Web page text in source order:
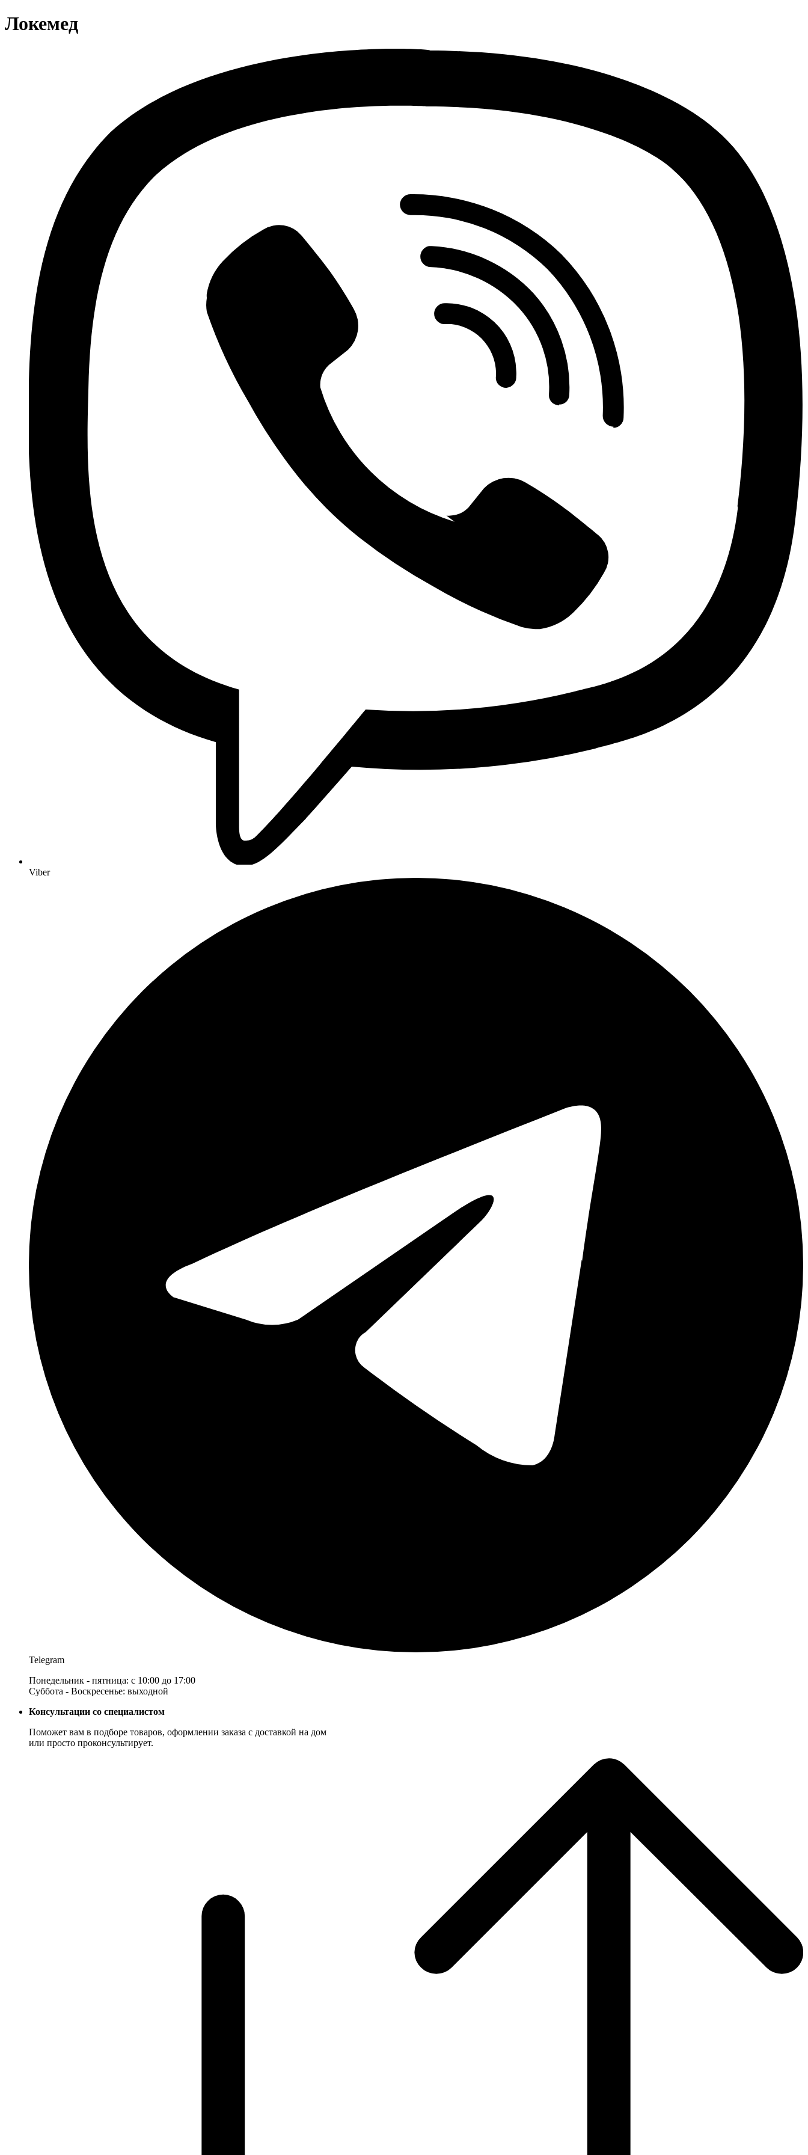
Локемед
Viber
Telegram
Понедельник - пятница: с 10:00 до 17:00
Суббота - Воскресенье: выходной
Консультации со специалистом
Поможет вам в подборе товаров, оформлении заказа с доставкой на дом
или просто проконсультирует.